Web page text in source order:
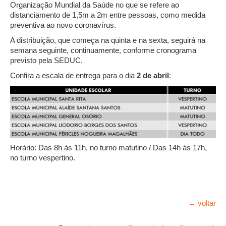
Organização Mundial da Saúde no que se refere ao
distanciamento de 1,5m a 2m entre pessoas, como medida
preventiva ao novo coronavírus.
A distribuição, que começa na quinta e na sexta, seguirá na
semana seguinte, continuamente, conforme cronograma
previsto pela SEDUC.
Confira a escala de entrega para o dia 2 de abril:
Horário: Das 8h às 11h, no turno matutino / Das 14h às 17h,
no turno vespertino.
← voltar